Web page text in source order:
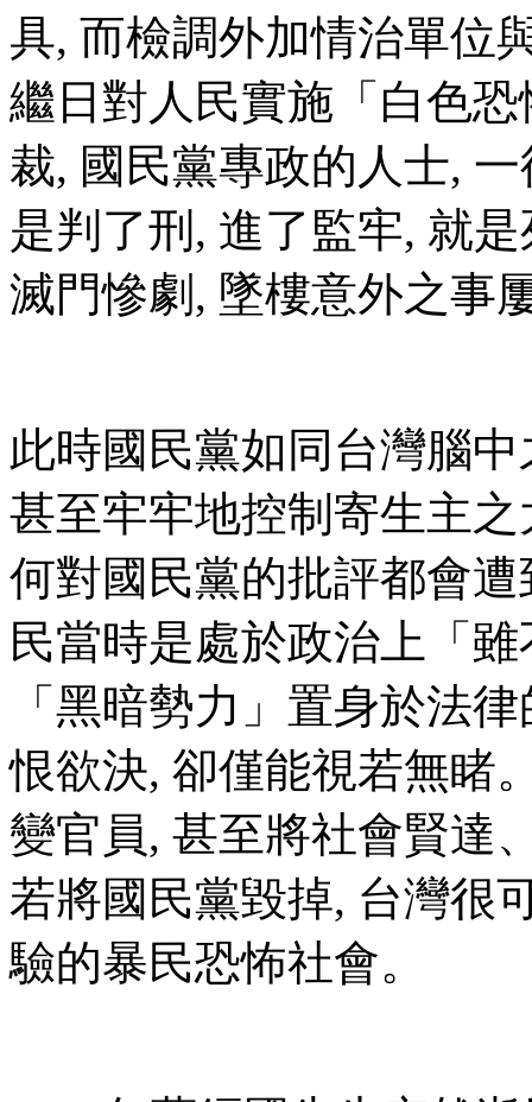
具, 而檢調外加情治單位
繼日對人民實施「白色
裁, 國民黨專政的人士,
是判了刑, 進了監牢, 就
滅門慘劇, 墜樓意外之事
此時國民黨如同台灣腦
甚至牢牢地控制寄生主
何對國民黨的批評都會
民當時是處於政治上「
「黑暗勢力」置身於法
恨欲決, 卻僅能視若無睹
變官員, 甚至將社會賢達
若將國民黨毀掉, 台灣很
驗的暴民恐怖社會。